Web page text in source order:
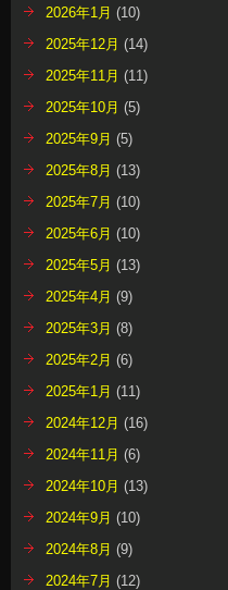
2026年1月 (10)
2025年12月 (14)
2025年11月 (11)
2025年10月 (5)
2025年9月 (5)
2025年8月 (13)
2025年7月 (10)
2025年6月 (10)
2025年5月 (13)
2025年4月 (9)
2025年3月 (8)
2025年2月 (6)
2025年1月 (11)
2024年12月 (16)
2024年11月 (6)
2024年10月 (13)
2024年9月 (10)
2024年8月 (9)
2024年7月 (12)